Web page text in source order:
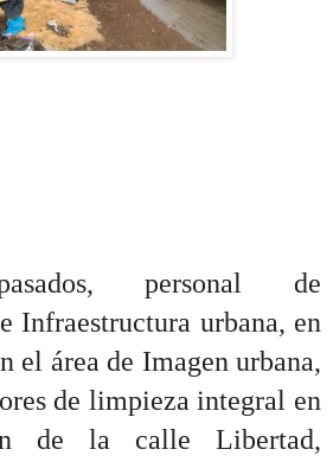
personal de
Infraestructura urbana, en
el área de Imagen urbana,
de limpieza integral en
de la calle Libertad,